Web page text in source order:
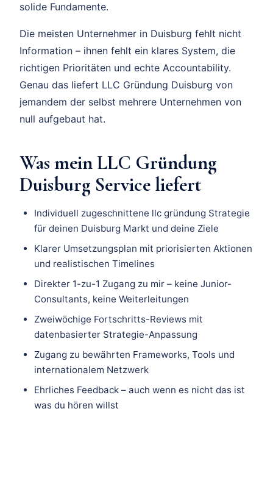
solide Fundamente.
Die meisten Unternehmer in Duisburg fehlt nicht
Information – ihnen fehlt ein klares System, die
richtigen Prioritäten und echte Accountability.
Genau das liefert LLC Gründung Duisburg von
jemandem der selbst mehrere Unternehmen von
null aufgebaut hat.
Was mein LLC Gründung
Duisburg Service liefert
Individuell zugeschnittene llc gründung Strategie
für deinen Duisburg Markt und deine Ziele
Klarer Umsetzungsplan mit priorisierten Aktionen
und realistischen Timelines
Direkter 1-zu-1 Zugang zu mir – keine Junior-
Consultants, keine Weiterleitungen
Zweiwöchige Fortschritts-Reviews mit
datenbasierter Strategie-Anpassung
Zugang zu bewährten Frameworks, Tools und
internationalem Netzwerk
Ehrliches Feedback – auch wenn es nicht das ist
was du hören willst